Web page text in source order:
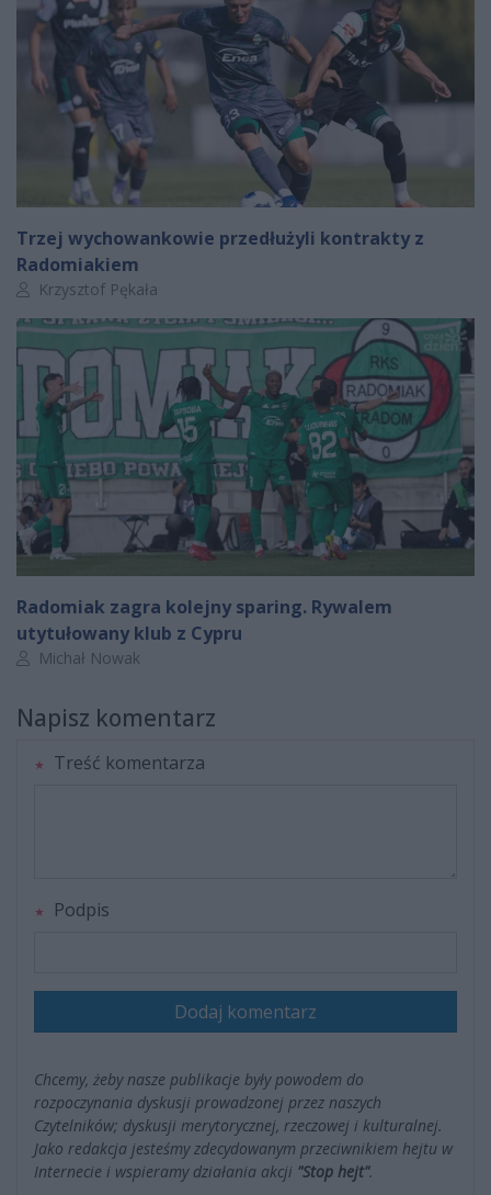
Trzej wychowankowie przedłużyli kontrakty z
Radomiakiem
Autor artykułu:
Krzysztof Pękała
Radomiak zagra kolejny sparing. Rywalem
utytułowany klub z Cypru
Autor artykułu:
Michał Nowak
Napisz komentarz
Treść komentarza
Podpis
Dodaj komentarz
Chcemy, żeby nasze publikacje były powodem do
rozpoczynania dyskusji prowadzonej przez naszych
Czytelników; dyskusji merytorycznej, rzeczowej i kulturalnej.
Jako redakcja jesteśmy zdecydowanym przeciwnikiem hejtu w
Internecie i wspieramy działania akcji "Stop hejt".